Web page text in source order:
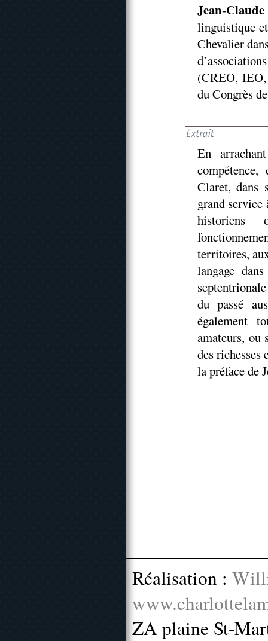
Jean-
linguistique
Chevalier
(CREO,
du Congrès
En
Claret, dans
grand
historiens
territoires,
langage
du passé
également
amateurs, ou
des
la préface de
Réalisation :
ZA plaine St-